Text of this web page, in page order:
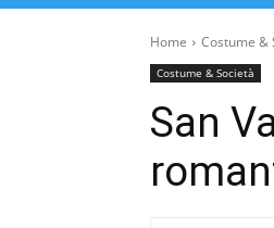
Home Costume &
Costume & Società
San